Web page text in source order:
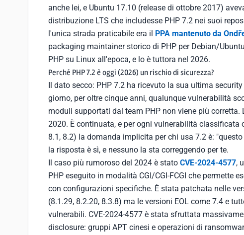
anche lei, e Ubuntu 17.10 (release di ottobre 2017)
distribuzione LTS che includesse PHP 7.2 nei suoi
l'unica strada praticabile era il PPA mantenuto da
packaging maintainer storico di PHP per Debian/
PHP su Linux all'epoca, e lo è tuttora nel 2026.
Perché PHP 7.2 è oggi (2026) un rischio di sicurezza?
Il dato secco: PHP 7.2 ha ricevuto la sua ultima
giorno, per oltre cinque anni, qualunque vulnerabilità
moduli supportati dal team PHP non viene più corretta.
2020. È continuata, e per ogni vulnerabilità classificata
8.1, 8.2) la domanda implicita per chi usa 7.2 è:
la risposta è sì, e nessuno la sta correggendo per te.
Il caso più rumoroso del 2024 è stato CVE-2024-4577,
PHP eseguito in modalità CGI/CGI-FCGI che permette
con configurazioni specifiche. È stata patchata nelle
(8.1.29, 8.2.20, 8.3.8) ma le versioni EOL come 7.4 e
vulnerabili. CVE-2024-4577 è stata sfruttata
disclosure: gruppi APT cinesi e operazioni di